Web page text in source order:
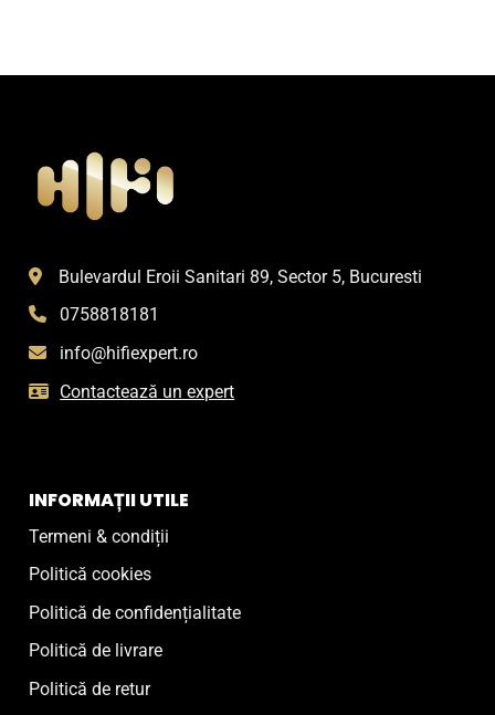
Bulevardul Eroii Sanitari 89, Sector 5, Bucuresti
0758818181
info@hifiexpert.ro
Contactează un expert
INFORMAȚII UTILE
Termeni & condiții
Politică cookies
Politică de confidențialitate
Politică de livrare
Politică de retur